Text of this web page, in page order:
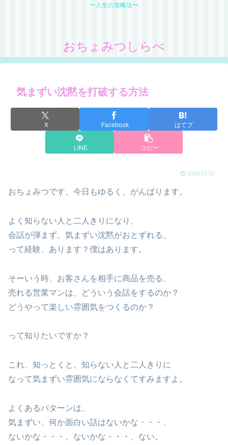
〜人生の攻略法〜
おちょみつしらべ
気まずい沈黙を打破する方法
X Facebook はてブ
LINE コピー
2026.07.02
おちょみつです、今日もゆるく、がんばります。
よく知らない人と二人きりになり、
会話が弾まず、気まずい沈黙がおとずれる、
って経験、あります？僕はあります。
そーいう時、お客さんを相手に商品を売る、
売れる営業マンは、どういう会話をするのか？
どうやって楽しい雰囲気をつくるのか？
って知りたいですか？
これ、知っとくと、知らない人と二人きりに
なって気まずい雰囲気にならなくてすみますよ。
よくあるパターンは、
気まずい、何か面白い話はないかな・・・、
ないかな・・・、ないかな・・・、ない。